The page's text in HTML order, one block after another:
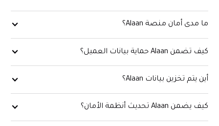
ما مدى أمان منصة Alaan؟
كيف تضمن Alaan حماية بيانات العميل؟
أين يتم تخزين بيانات Alaan؟
كيف يضمن Alaan تحديث أنظمة الأمان؟